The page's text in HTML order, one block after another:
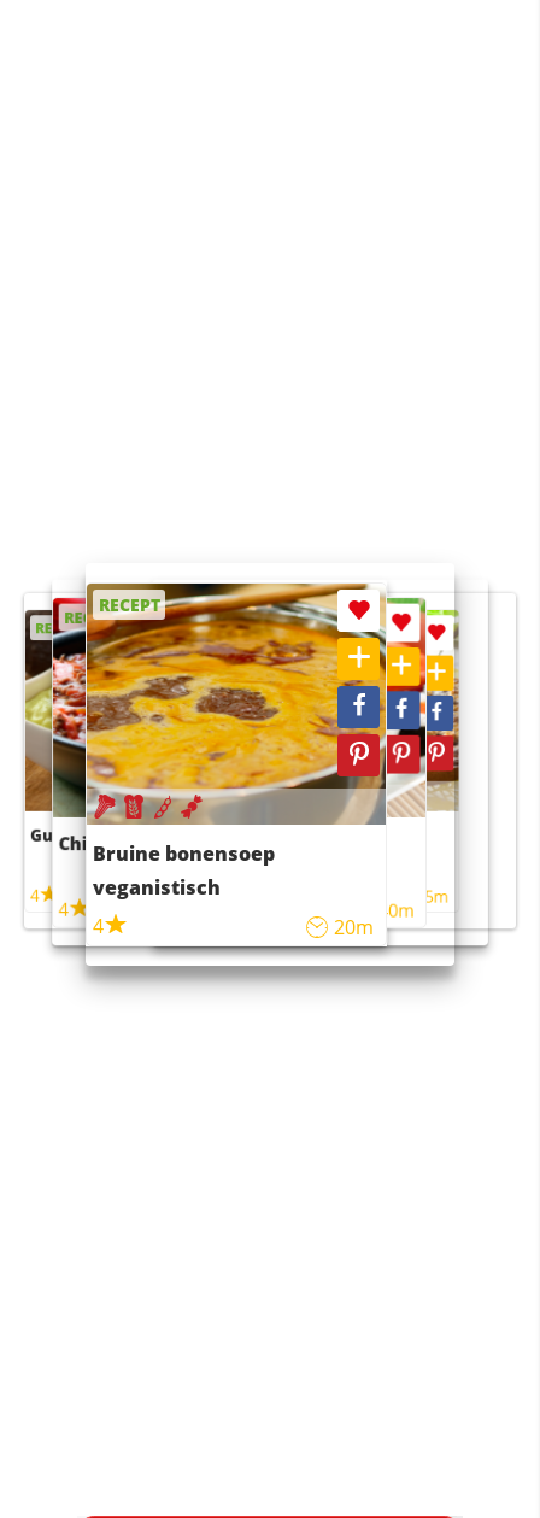
RECEPT
Guacamole
4
RECEPT
Chili con carne
4
RECEPT
Bruine bonensoep
veganistisch
4
20m
RECEPT
Sushi rijstsalade
maaltijdsalade
40m
RECEPT
4 55m